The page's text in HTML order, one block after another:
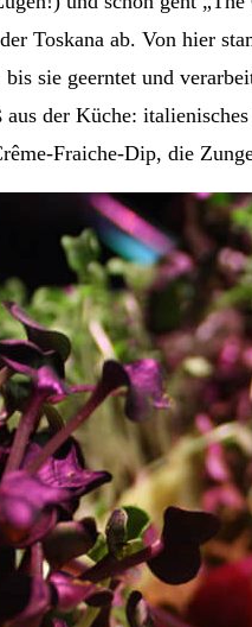
Toskana ab. Von hier
sie geerntet und
der Küche:
Fraiche-Dip, die